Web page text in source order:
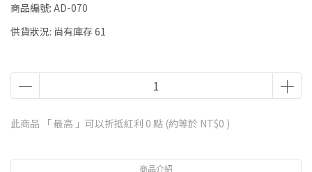
商品編號: AD-070
供貨狀況: 尚有庫存 61
此商品 「 最高 」可以折抵紅利 0 點 (約等於 NT$0 )
商品介紹